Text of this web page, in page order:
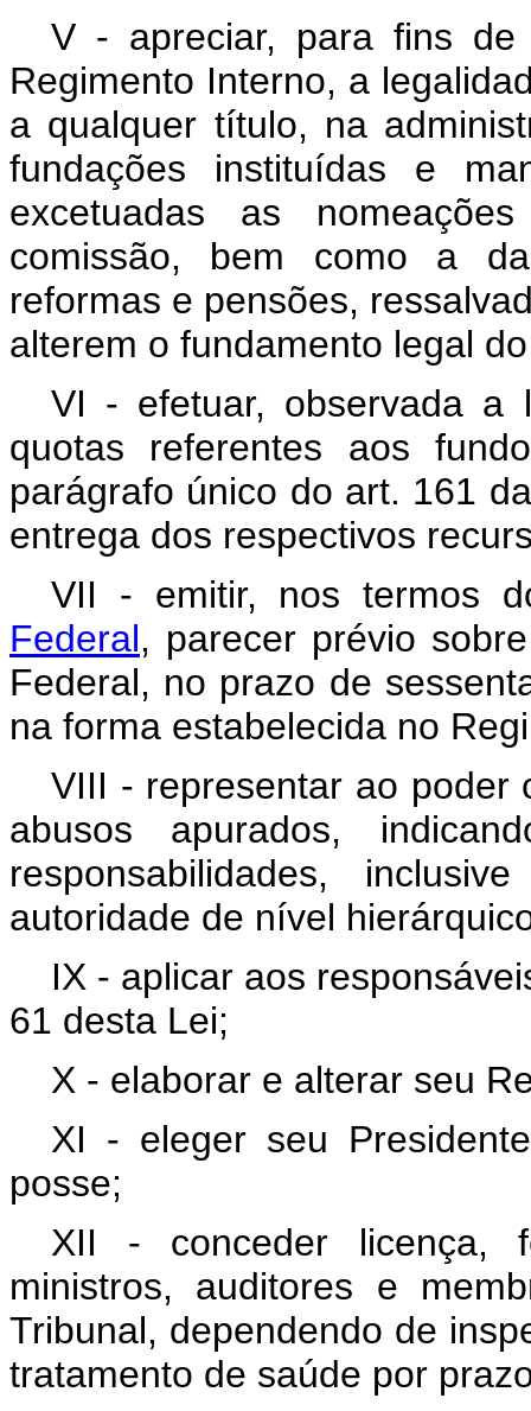
V - apreciar, para fins de
Regimento Interno, a
a qualquer título, na
fundações instituídas e
excetuadas as
comissão, bem como a
reformas e pensões,
alterem o fundamento legal
VI - efetuar, observada a
quotas referentes aos
parágrafo único do art. 161
entrega dos respectivos
VII - emitir, nos termos
Federal, parecer prévio
Federal, no prazo de
na forma estabelecida no
VIII - representar ao poder
abusos apurados,
responsabilidades,
autoridade de nível
IX - aplicar aos
61 desta Lei;
X - elaborar e alterar seu
XI - eleger seu
posse;
XII - conceder licença,
ministros, auditores e
Tribunal, dependendo de
tratamento de saúde por